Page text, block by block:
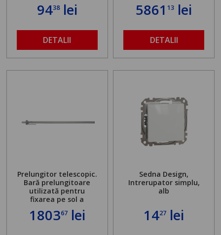
9438lei
DETALII
586113 lei
DETALII
Prelungitor telescopic.
Bară prelungitoare
utilizată pentru
fixarea pe sol a
găurit în locul
180367lei
Sedna Design,
Intrerupator simplu,
alb
1427 lei